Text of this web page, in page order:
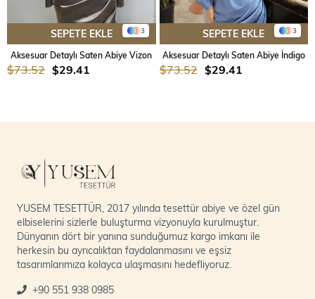
3
SEPETE EKLE
Aksesuar Detaylı Saten Abiye Vizon
$29.41
$73.52
3
SEPETE EKLE
Aksesuar Detaylı Saten Abiye İndigo
$29.41
$73.52
YUSEM TESETTÜR, 2017 yılında tesettür abiye ve özel gün
elbiselerini sizlerle buluşturma vizyonuyla kurulmuştur.
Dünyanın dört bir yanına sunduğumuz kargo imkanı ile
herkesin bu ayrıcalıktan faydalanmasını ve eşsiz
tasarımlarımıza kolayca ulaşmasını hedefliyoruz.
+90 551 938 0985